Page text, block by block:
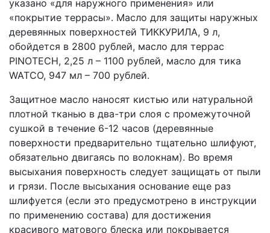
указано «для наружного применения» или
«покрытие террасы». Масло для защиты наружных
деревянных поверхностей ТИККУРИЛА, 9 л,
обойдется в 2800 рублей, масло для террас
PINOTECH, 2,25 л – 1100 рублей, масло для тика
WATCO, 947 мл – 700 рублей.
Защитное масло наносят кистью или натуральной
плотной тканью в два-три слоя с промежуточной
сушкой в ​​течение 6-12 часов (деревянные
поверхности предварительно тщательно шлифуют,
обязательно двигаясь по волокнам). Во время
высыхания поверхность следует защищать от пыли
и грязи. После высыхания основание еще раз
шлифуется (если это предусмотрено в инструкции
по применению состава) для достижения
красивого матового блеска или покрывается